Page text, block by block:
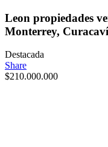
Leon propiedades
Monterrey,
Destacada
Share
$210.000.000